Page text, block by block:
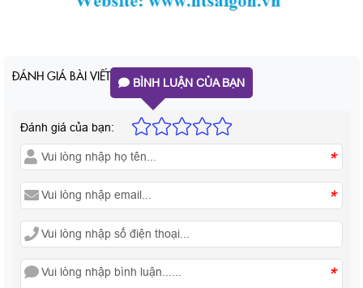
ĐÁNH GIÁ BÀI VIẾT BÌNH LUẬN CỦA BẠN
Đánh giá của bạn:
*
*
*